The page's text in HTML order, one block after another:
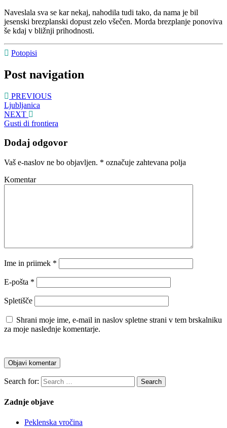
Naveslala sva se kar nekaj, nahodila tudi tako, da nama je bil
jesenski brezplanski dopust zelo všečen. Morda brezplanje ponoviva
še kdaj v bližnji prihodnosti.
Potopisi
Post navigation
PREVIOUS
Ljubljanica
NEXT
Gusti di frontiera
Dodaj odgovor
Vaš e-naslov ne bo objavljen. * označuje zahtevana polja
Komentar
Ime in priimek *
E-pošta *
Spletišče
Shrani moje ime, e-mail in naslov spletne strani v tem brskalniku
za moje naslednje komentarje.
Search for: Search
Zadnje objave
Peklenska vročina